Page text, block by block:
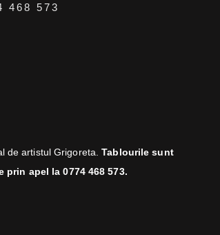
468 573
de artistul Grigoreta.Tablourile sunt
apel la 0774 468 573.